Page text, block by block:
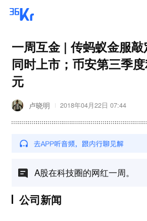
一周互金 | 传蚂蚁金服
同时上市；币安第三季
元
卢晓明 2018年04月22日 07:44
A股在科技圈的网红一周。
公司新闻